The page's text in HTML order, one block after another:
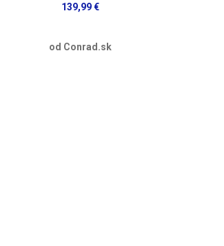
139,99 €
od Conrad.sk